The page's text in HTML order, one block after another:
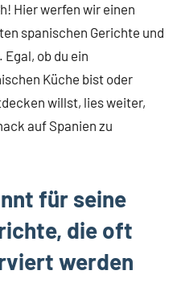
Hier werfen wir einen
spanischen Gerichte und
ob du ein
Küche bist oder
willst, lies weiter,
auf Spanien zu
für seine
die oft
werden